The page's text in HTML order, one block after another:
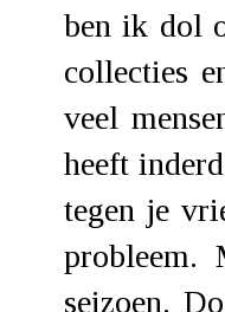
ben ik dol
collecties
veel
heeft
tegen je
seizoen.